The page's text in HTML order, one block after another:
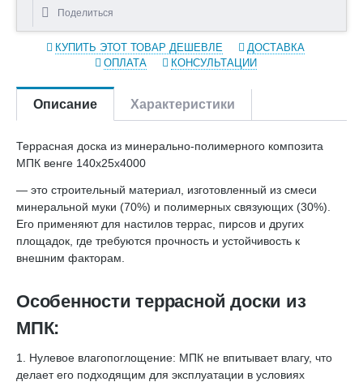
Поделиться
КУПИТЬ ЭТОТ ТОВАР ДЕШЕВЛЕ
ДОСТАВКА
ОПЛАТА
КОНСУЛЬТАЦИИ
Описание Характеристики
Террасная доска из минерально-полимерного композита
МПК венге 140х25х4000
— это строительный материал, изготовленный из смеси
минеральной муки (70%) и полимерных связующих (30%).
Его применяют для настилов террас, пирсов и других
площадок, где требуются прочность и устойчивость к
внешним факторам.
Особенности террасной доски из
МПК:
1. Нулевое влагопоглощение: МПК не впитывает влагу, что
делает его подходящим для эксплуатации в условиях